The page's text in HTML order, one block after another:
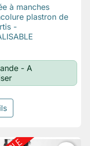
rapide
à manches
plastron de
-
- A